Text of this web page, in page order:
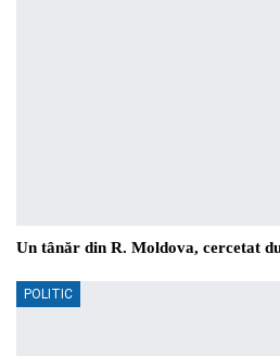
Un tânăr din R. Moldova, cercetat
POLITIC